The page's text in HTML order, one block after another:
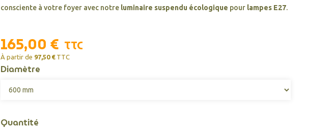
consciente à votre foyer avec notre luminaire suspendu écologique pour lampes E27.
165,00 € TTC
À partir de 97,50 € TTC
Diamètre
Quantité